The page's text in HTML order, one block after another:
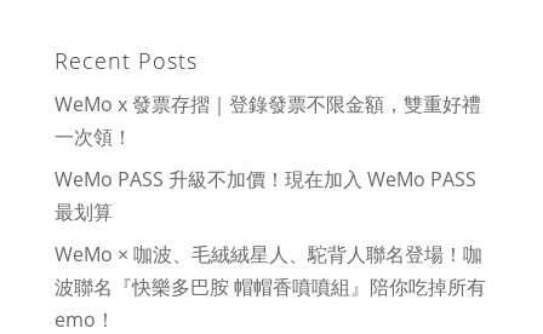
Recent Posts
WeMo x 發票存摺｜登錄發票不限金額，雙重好禮
一次領！
WeMo PASS 升級不加價！現在加入 WeMo PASS
最划算
WeMo × 咖波、毛絨絨星人、駝背人聯名登場！咖
波聯名『快樂多巴胺 帽帽香噴噴組』陪你吃掉所有
emo！